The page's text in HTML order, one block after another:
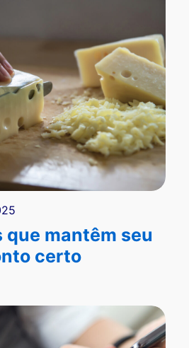
que mantêm seu
certo